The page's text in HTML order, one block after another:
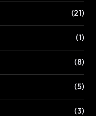
(21)
(1)
(8)
(5)
(3)